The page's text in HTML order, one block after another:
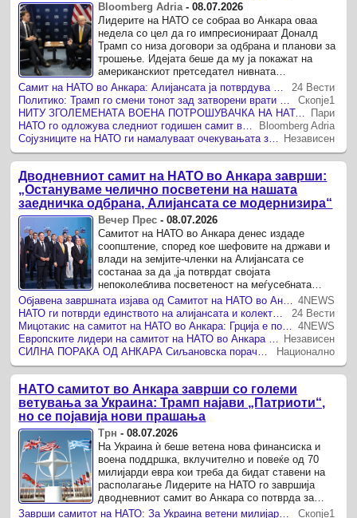
Bloomberg Adria-08.07.2026
Лидерите на НАТО се собраа во Анкара оваа
недела со цел да го импресионираат Доналд
Трамп со низа договори за одбрана и планови за
трошење. Идејата беше да му ја покажат на
американскиот претседател нивната
посветеност за модернизација на армиите.
Самит на НАТО во Анкара: Алијансата ја потврдува новата стратегија за зајакнување
24 Вести
Политико: Трамп го смени тонот зад затворени врати на самитот на НАТО
Скопје1
НИТУ ЗГОЛЕМЕНАТА ВОЕНА ПОТРОШУВАЧКА НА НАТО-ЗЕМЈИТЕ не го одоброволи Трамп на самитот во Анкара, тој пак се фати за Гренланд
Пари
НАТО го одложува следниот годишен самит во Албанија поради Трамп?
Bloomberg Adria
Сојузниците на НАТО ги намалуваат очекувањата за самитот по негативните пораки од Трамп Независен
Дводневниот самит на НАТО во Анкара заврши:
„Остануваме челично посветени на нашата
заедничка одбрана, Алијансата се модернизира“
Вечер Прес -08.07.2026
Самитот на НАТО во Анкара денес издаде
соопштение, според кое шефовите на држави и
влади на земјите-членки на Алијансата се
состанаа за да „ја потврдат својата
непоколеблива посветеност на меѓусебната
одбрана врз основа на Член 5 од
Вашингтонскиот договор, како и нивниот ...
Објавена завршната изјава од Самитот на НАТО во Анкара 4NEWS
НАТО ги потврди единството на алијансата и колективната одбрана во декларацијата од Анкара
24 Вести
Мицотакис на самитот на НАТО во Анкара: Грција е под отворена закана за војна од Турција 4NEWS
Европските лидери на самитот на НАТО во Анкара се изјаснуваат за поголем придонес во зајакнување на одбраната Независен
СИЛНА ПОРАКА ОД АНКАРА Сиљановска порача каква Европа му треба на светот, лидерите на НАТО со нови заклучоци
Национално
НАТО самитот во Анкара заврши со големи
ветувања за Украина: Трамп најави „Патриоти“,
но се појавија нови прашања
Трн -08.07.2026
На Украина ѝ беше ветена нова финансиска и
воена поддршка, вклучително и повеќе од 70
милијарди евра кои треба да бидат ставени на
располагање Лидерите на НАТО го завршија
дводневниот самит во Анкара со потврда за
заедничката одбрана и посветеноста на членот 5
Заврши самитот на НАТО: За Украина ветени милијарди, најавата на Трамп за „Патриот“ предизвика дилеми Скопје1